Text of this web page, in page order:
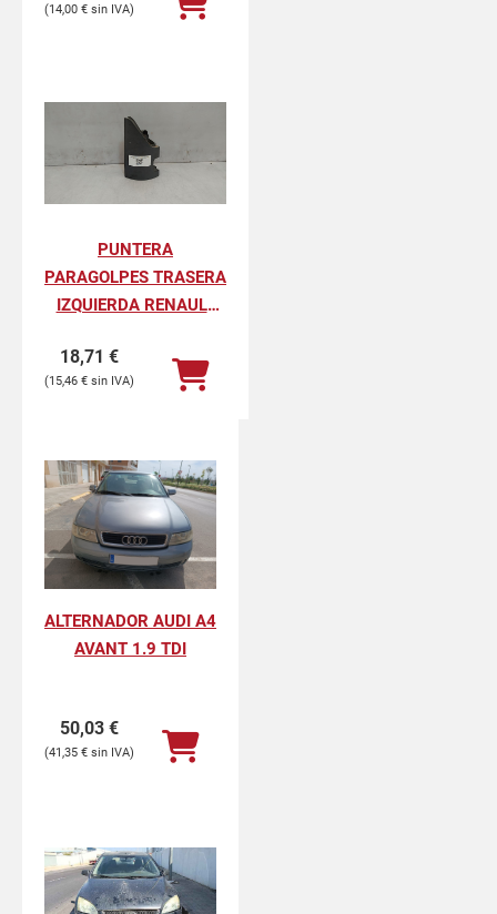
14,00 €
PUNTERA
PARAGOLPES TRASERA
IZQUIERDA RENAULT
PROFESIONAL
18,71 €
15,46 €
ALTERNADOR AUDI A4
AVANT 1.9 TDI
50,03 €
41,35 €